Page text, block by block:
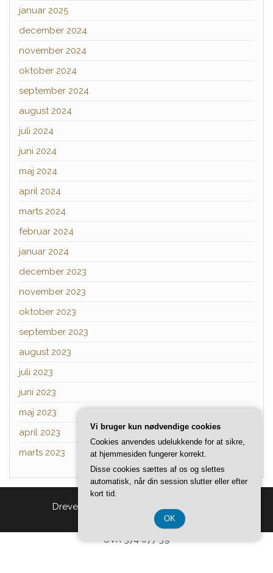
januar 2025
december 2024
november 2024
oktober 2024
september 2024
august 2024
juli 2024
juni 2024
maj 2024
april 2024
marts 2024
februar 2024
januar 2024
december 2023
november 2023
oktober 2023
september 2023
august 2023
juli 2023
juni 2023
maj 2023
april 2023
marts 2023
Drevet af Tema:Head Blog
CVR 374 077 39
Vi bruger kun nødvendige cookies
Cookies anvendes udelukkende for at sikre,
at hjemmesiden fungerer korrekt.
Disse cookies sættes af os og slettes
automatisk, når din session slutter eller efter
kort tid.
OK